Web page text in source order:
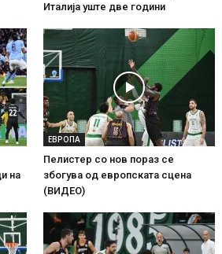
Италија уште две години
на
ЕВРОПА
Пелистер со нов пораз се
збогува од европската сцена
(ВИДЕО)